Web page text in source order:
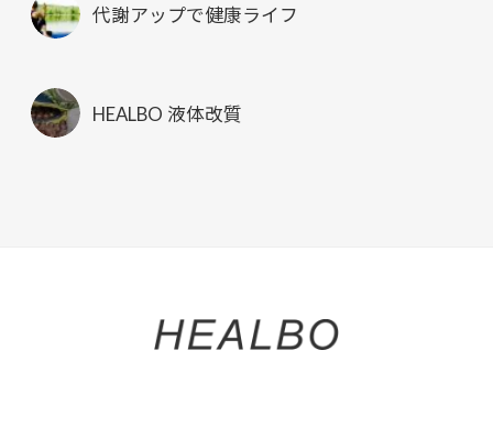
代謝アップで健康ライフ
HEALBO 液体改質